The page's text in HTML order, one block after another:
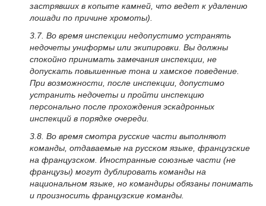
застрявших в копыте камней, что ведет к удалению
лошади по причине хромоты).
3.7. Во время инспекции недопустимо устранять
недочеты униформы или экипировки. Вы должны
спокойно принимать замечания инспекции, не
допускать повышенные тона и хамское поведение.
При возможности, после инспекции, допустимо
устранить недочеты и пройти инспекцию
персонально после прохождения эскадронных
инспекций в порядке очереди.
3.8. Во время смотра русские части выполняют
команды, отдаваемые на русском языке, французские
на французском. Иностранные союзные части (не
французы) могут дублировать команды на
национальном языке, но командиры обязаны понимать
и произносить французские команды.